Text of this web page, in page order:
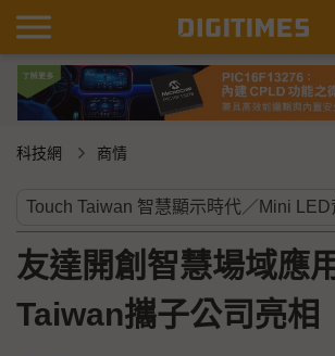
科技網 商情
友達開創智慧場域
Taiwan攜子公司亮相